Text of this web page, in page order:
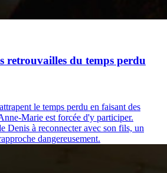
retrouvailles du temps perdu
le temps perdu en faisant des
Marie est forcée d'y participer.
Denis à reconnecter avec son fils, un
dangereusement.